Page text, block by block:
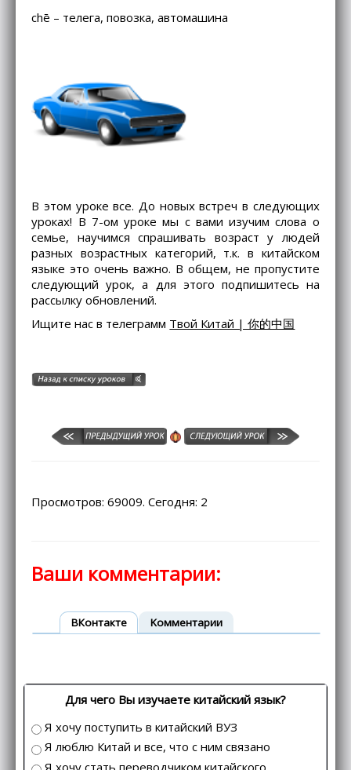
chē – телега, повозка, автомашина
В этом уроке все. До новых встреч в следующих
уроках! В 7-ом уроке мы с вами изучим слова о
семье, научимся спрашивать возраст у людей
разных возрастных категорий, т.к. в китайском
языке это очень важно. В общем, не пропустите
следующий урок, а для этого подпишитесь на
рассылку обновлений.
Ищите нас в телеграмм Твой Китай | 你的中国
Просмотров: 69009. Сегодня: 2
Ваши комментарии:
ВКонтакте Kомментарии
Для чего Вы изучаете китайский язык?
Я хочу поступить в китайский ВУЗ
Я люблю Китай и все, что с ним связано
Я хочу стать переводчиком китайского